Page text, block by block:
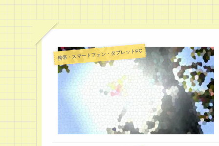
携帯・スマートフォン・タブレットPC